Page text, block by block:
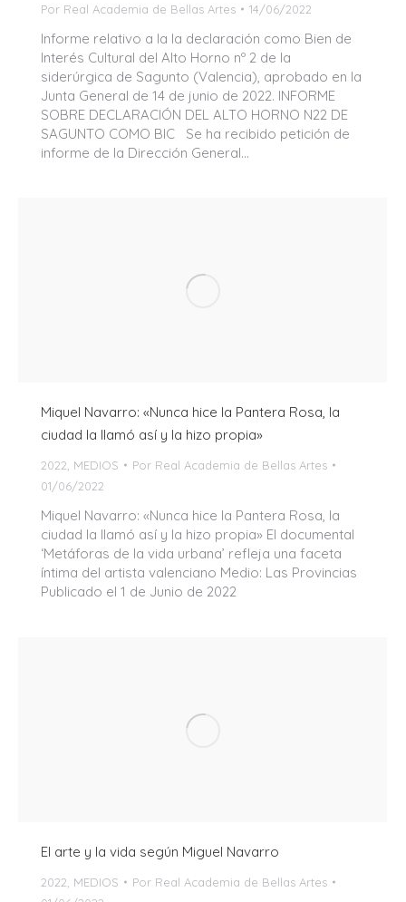
Por Real Academia de Bellas Artes 14/06/2022
Informe relativo a la la declaración como Bien de
Interés Cultural del Alto Horno nº 2 de la
siderúrgica de Sagunto (Valencia), aprobado en la
Junta General de 14 de junio de 2022. INFORME
SOBRE DECLARACIÓN DEL ALTO HORNO N22 DE
SAGUNTO COMO BIC Se ha recibido petición de
informe de la Dirección General…
Miquel Navarro: «Nunca hice la Pantera Rosa, la
ciudad la llamó así y la hizo propia»
2022 MEDIOS Por Real Academia de Bellas Artes
01/06/2022
Miquel Navarro: «Nunca hice la Pantera Rosa, la
ciudad la llamó así y la hizo propia» El documental
‘Metáforas de la vida urbana’ refleja una faceta
íntima del artista valenciano Medio: Las Provincias
Publicado el 1 de Junio de 2022
El arte y la vida según Miguel Navarro
2022 MEDIOS Por Real Academia de Bellas Artes